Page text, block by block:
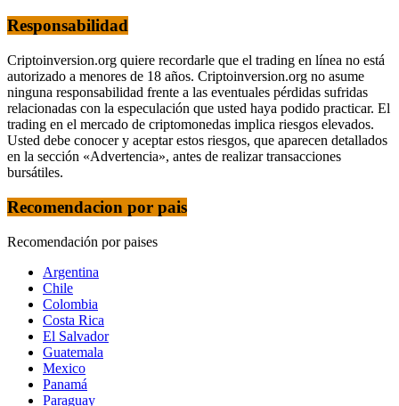
Responsabilidad
Criptoinversion.org quiere recordarle que el trading en línea no está
autorizado a menores de 18 años. Criptoinversion.org no asume
ninguna responsabilidad frente a las eventuales pérdidas sufridas
relacionadas con la especulación que usted haya podido practicar. El
trading en el mercado de criptomonedas implica riesgos elevados.
Usted debe conocer y aceptar estos riesgos, que aparecen detallados
en la sección «Advertencia», antes de realizar transacciones
bursátiles.
Recomendacion por pais
Recomendación por paises
Argentina
Chile
Colombia
Costa Rica
El Salvador
Guatemala
Mexico
Panamá
Paraguay